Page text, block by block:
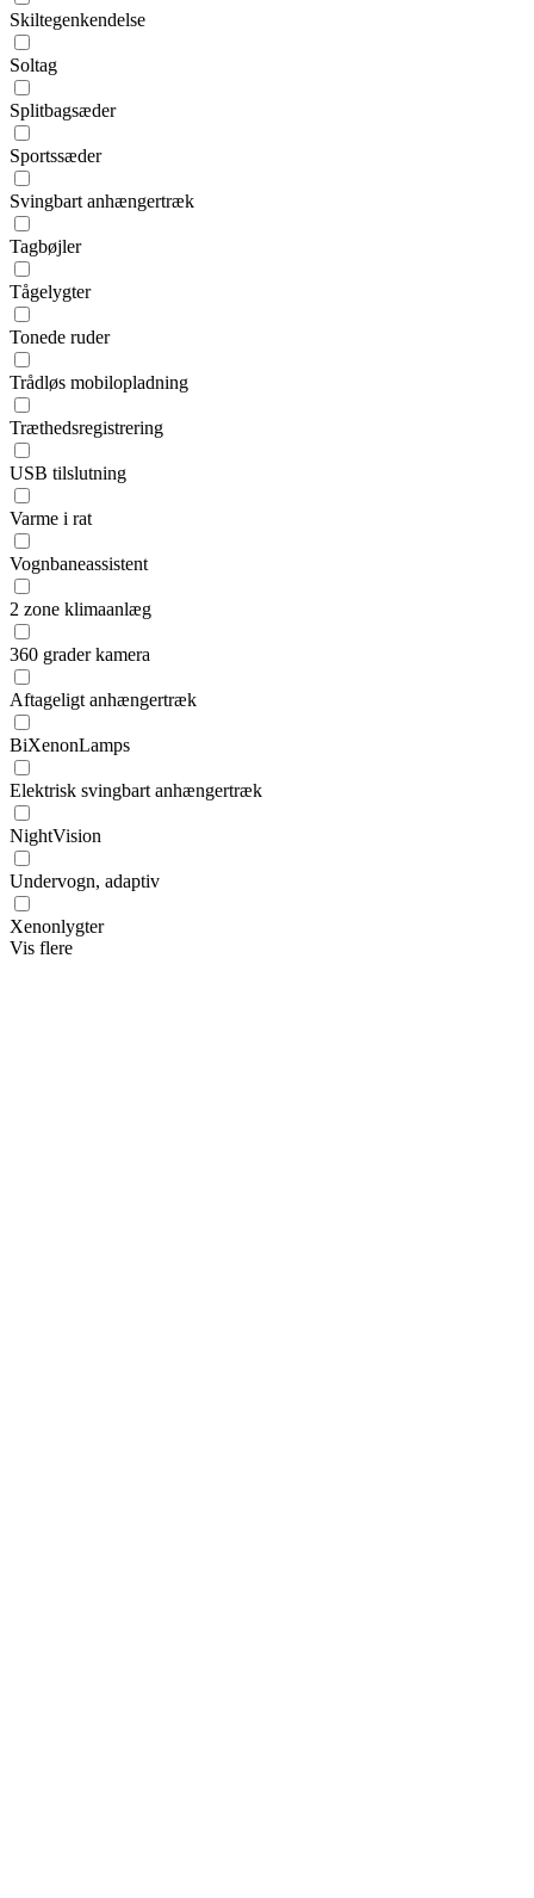
Skiltegenkendelse
Soltag
Splitbagsæder
Sportssæder
Svingbart anhængertræk
Tagbøjler
Tågelygter
Tonede ruder
Trådløs mobilopladning
Træthedsregistrering
USB tilslutning
Varme i rat
Vognbaneassistent
2 zone klimaanlæg
360 grader kamera
Aftageligt anhængertræk
BiXenonLamps
Elektrisk svingbart anhængertræk
NightVision
Undervogn, adaptiv
Xenonlygter
Vis flere